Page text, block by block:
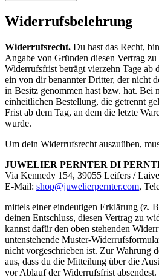
Widerrufsbelehrung
Widerrufsrecht. Du hast das Recht,
Angabe von Gründen diesen Vertrag
Widerrufsfrist beträgt vierzehn Tage ab
ein von dir benannter Dritter, der nicht
in Besitz genommen hast bzw. hat. Bei
einheitlichen Bestellung, die getrennt
Frist ab dem Tag, an dem die letzte
wurde.
Um dein Widerrufsrecht auszuüben,
JUWELIER PERNTER DI
Via Kennedy 154, 39055 Leifers /
E-Mail: shop@juwelierpernter.com,
mittels einer eindeutigen Erklärung (z.
deinen Entschluss, diesen Vertrag zu
kannst dafür den oben stehenden
untenstehende Muster-
nicht vorgeschrieben ist. Zur Wahrung
aus, dass du die Mitteilung über die
vor Ablauf der Widerrufsfrist absendest.